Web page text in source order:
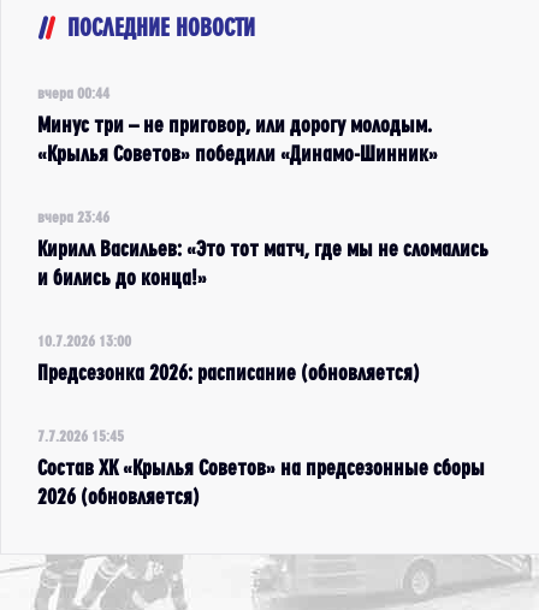
ПОСЛЕДНИЕ НОВОСТИ
вчера 00:44
Минус три – не приговор, или дорогу молодым.
«Крылья Советов» победили «Динамо-Шинник»
вчера 23:46
Кирилл Васильев: «Это тот матч, где мы не сломались
и бились до конца!»
10.7.2026 13:00
Предсезонка 2026: расписание (обновляется)
7.7.2026 15:45
Состав ХК «Крылья Советов» на предсезонные сборы
2026 (обновляется)